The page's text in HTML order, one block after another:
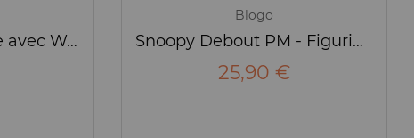
Snoopy sur sa niche avec Woodstock - Figurine - Blogo
Blogo
Snoopy Debout PM - Figurine - Blogo
25,90 €